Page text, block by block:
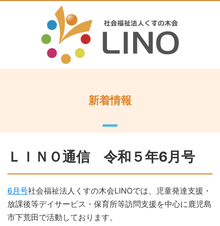
新着情報
ＬＩＮＯ通信 令和５年6月号
6月号社会福祉法人くすの木会LINOでは、児童発達支援・
放課後等デイサービス・保育所等訪問支援を中心に鹿児島
市下荒田で活動しております。